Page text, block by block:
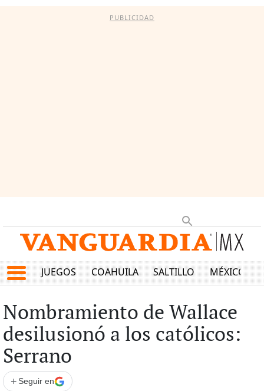
PUBLICIDAD
JUEGOS COAHUILA SALTILLO MÉXICO
Nombramiento de Wallace
desilusionó a los católicos:
Serrano
+ Seguir en